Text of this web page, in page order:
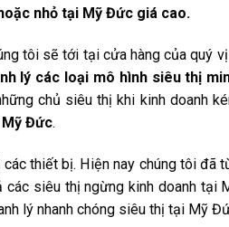
nhỏ tại Mỹ Đức giá cao.
tôi sẽ tới tại cửa hàng của quý
lý các loại mô hình siêu thị
chủ siêu thị khi kinh doanh
Đức.
thiết bị. Hiện nay chúng tôi đã
các siêu thị ngừng kinh doanh tại
lý nhanh chóng siêu thị tại Mỹ